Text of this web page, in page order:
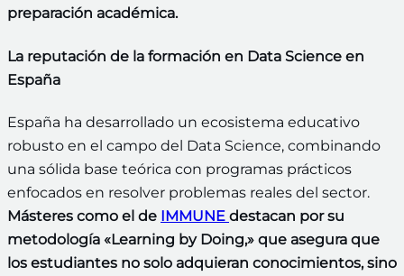
preparación académica.
La reputación de la formación en Data Science en
España
España ha desarrollado un ecosistema educativo
robusto en el campo del Data Science, combinando
una sólida base teórica con programas prácticos
enfocados en resolver problemas reales del sector.
Másteres como el de IMMUNE destacan por su
metodología «Learning by Doing,» que asegura que
los estudiantes no solo adquieran conocimientos, sino